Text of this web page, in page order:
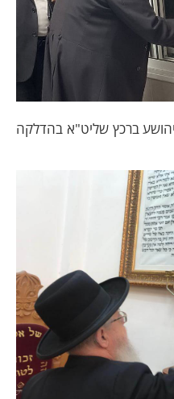
ברכץ שליט"א בהדלקה